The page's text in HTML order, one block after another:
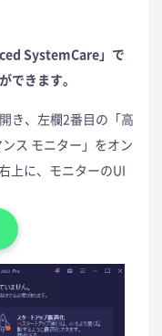
SystemCare」で
できます。
き、左欄2番目の「高
ス モニター」をオン
上に、モニターのUI